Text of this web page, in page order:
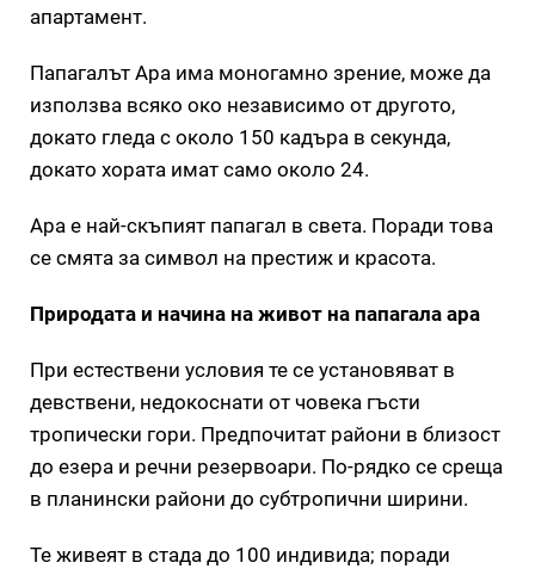
апартамент.
Папагалът Ара има моногамно зрение, може да
използва всяко око независимо от другото,
докато гледа с около 150 кадъра в секунда,
докато хората имат само около 24.
Ара е най-скъпият папагал в света. Поради това
се смята за символ на престиж и красота.
Природата и начина на живот на папагала ара
При естествени условия те се установяват в
девствени, недокоснати от човека гъсти
тропически гори. Предпочитат райони в близост
до езера и речни резервоари. По-рядко се среща
в планински райони до субтропични ширини.
Те живеят в стада до 100 индивида; поради